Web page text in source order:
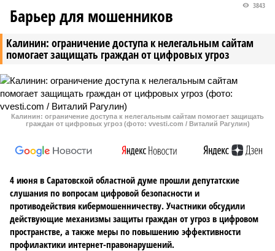
Калинин: ограничение доступа к нелегальным сайтам
помогает защищать граждан от цифровых угроз
3843
Барьер для мошенников
Калинин: ограничение доступа к нелегальным сайтам помогает защищать
граждан от цифровых угроз (фото: vvesti.com / Виталий Рагулин)
4 июня в Саратовской областной думе прошли депутатские
слушания по вопросам цифровой безопасности и
противодействия кибермошенничеству. Участники обсудили
действующие механизмы защиты граждан от угроз в цифровом
пространстве, а также меры по повышению эффективности
профилактики интернет-правонарушений.